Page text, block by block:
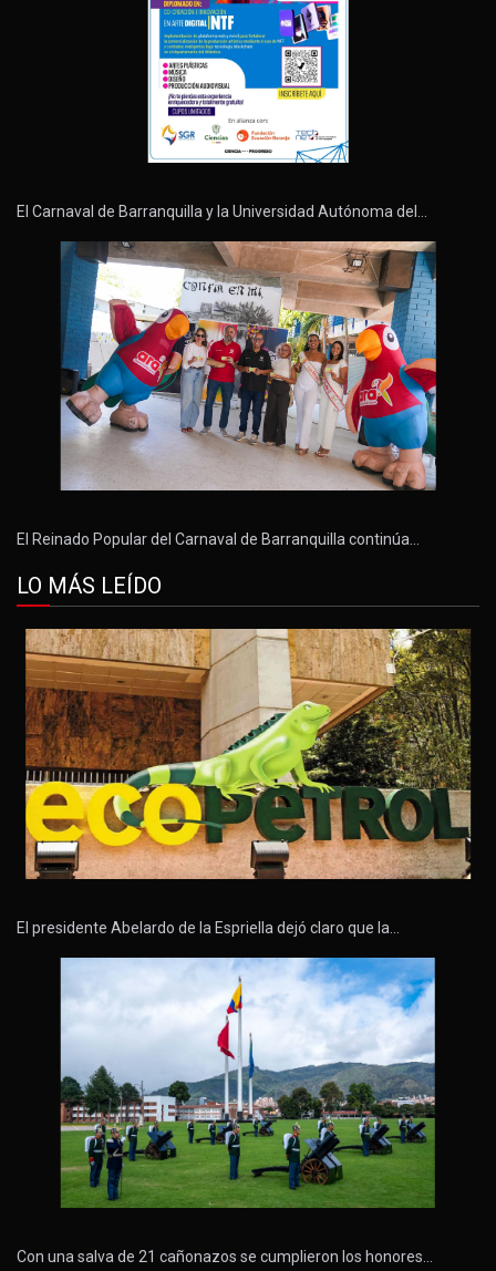
El Carnaval de Barranquilla y la Universidad Autónoma del…
El Reinado Popular del Carnaval de Barranquilla continúa…
LO MÁS LEÍDO
El presidente Abelardo de la Espriella dejó claro que la…
Con una salva de 21 cañonazos se cumplieron los honores…